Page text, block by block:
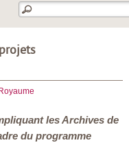
les Archives de
du programme